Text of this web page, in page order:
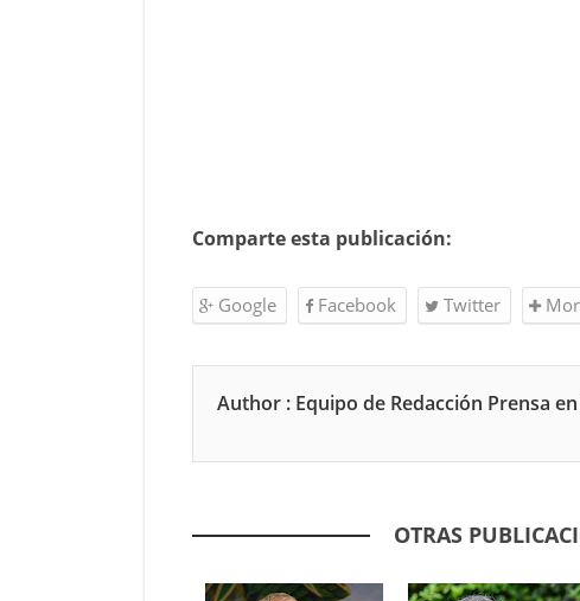
Comparte esta publicación:
Google Facebook Twitter
Author : Equipo de Redacción Prensa
OTRAS